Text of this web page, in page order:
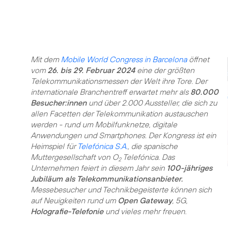
Mit dem Mobile World Congress in Barcelonaöffnet
vom 26. bis 29. Februar 2024eine der größten
Telekommunikationsmessen der Welt ihre Tore. Der
internationale Branchentreff erwartet mehr als 80.000
Besucher:innenund über 2.000 Aussteller, die sich zu
allen Facetten der Telekommunikation austauschen
werden - rund um Mobilfunknetze, digitale
Anwendungen und Smartphones. Der Kongress ist ein
Heimspiel für Telefónica S.A., die spanische
Muttergesellschaft von O2Telefónica. Das
Unternehmen feiert in diesem Jahr sein 100-jähriges
Jubiläum als Telekommunikationsanbieter.
Messebesucher und Technikbegeisterte können sich
auf Neuigkeiten rund um Open Gateway, 5G,
Holografie-Telefonieund vieles mehr freuen.